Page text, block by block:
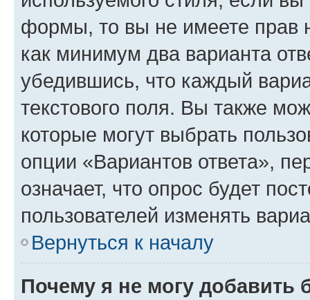
формы, то вы не имеете прав
как минимум два варианта
убедившись, что каждый
текстового поля. Вы также
которые могут выбрать
опции «Вариантов ответа»,
означает, что опрос будет
пользователей изменять
Вернуться к началу
Почему я не могу добавить